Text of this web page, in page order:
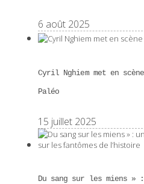
6 août 2025
Cyril Nghiem met en
Paléo
15 juillet 2025
Du sang sur les miens